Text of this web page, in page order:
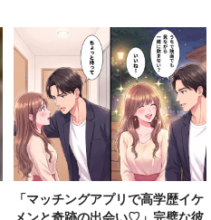
「マッチングアプリで高学歴イケ
メンと奇跡の出会い♡」完璧な彼